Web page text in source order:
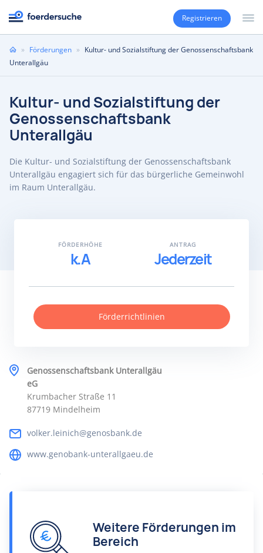
Registrieren
Sie
sind
» Förderungen » Kultur- und Sozialstiftung der Genossenschaftsbank
Unterallgäu
Kultur- und Sozialstiftung der
Genossenschaftsbank
Unterallgäu
Die Kultur- und Sozialstiftung der Genossenschaftsbank
Unterallgäu engagiert sich für das bürgerliche Gemeinwohl
im Raum Unterallgäu.
Genossenschaftsbank Unterallgäu
eG
Krumbacher Straße 11
87719 Mindelheim
volker.leinich@genosbank.de
www.genobank-unterallgaeu.de
FÖRDERHÖHE
k.A
ANTRAG
Jederzeit
Förderrichtlinien
Weitere Förderungen im
Bereich